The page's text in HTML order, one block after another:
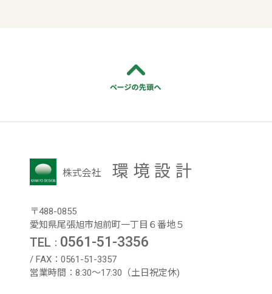
株式会社 環境設計
〒488-0855
愛知県尾張旭市旭前町一丁目６番地５
TEL ： 0561-51-3356
/ FAX：0561-51-3357
営業時間：8:30～17:30（土日祝定休)